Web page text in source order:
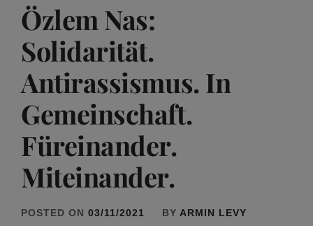
Özlem Nas:
Solidarität.
Antirassismus. In
Gemeinschaft.
Füreinander.
Miteinander.
POSTED ON 03/11/2021 BY ARMIN LEVY